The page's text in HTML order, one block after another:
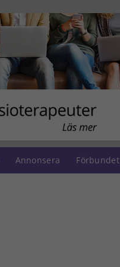
Annonsera Förbundet